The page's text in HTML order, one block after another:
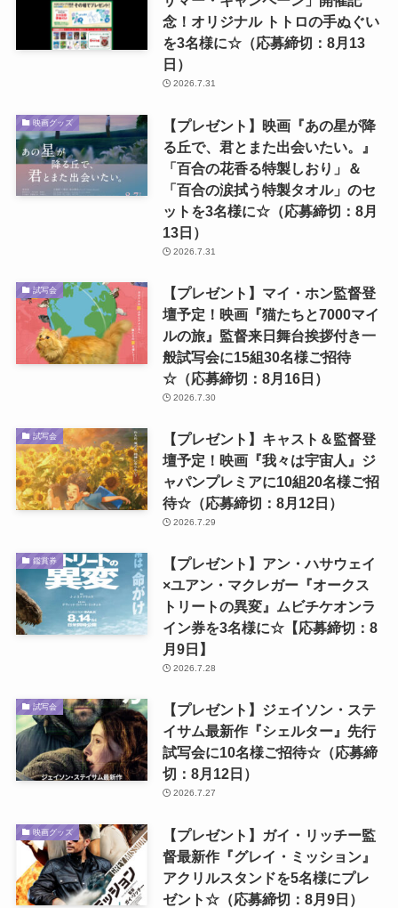
念！オリジナル トトロの手ぬぐい
を3名様に☆（応募締切：8月13
日）
2026.7.31
映画グッズ
【プレゼント】映画『あの星が降
る丘で、君とまた出会いたい。』
「百合の花香る特製しおり」＆
「百合の涙拭う特製タオル」のセ
ットを3名様に☆（応募締切：8月
13日）
2026.7.31
試写会
【プレゼント】マイ・ホン監督登
壇予定！映画『猫たちと7000マイ
ルの旅』監督来日舞台挨拶付き一
般試写会に15組30名様ご招待
☆（応募締切：8月16日）
2026.7.30
試写会
【プレゼント】キャスト＆監督登
壇予定！映画『我々は宇宙人』ジ
ャパンプレミアに10組20名様ご招
待☆（応募締切：8月12日）
2026.7.29
鑑賞券
【プレゼント】アン・ハサウェイ
×ユアン・マクレガー『オークス
トリートの異変』ムビチケオンラ
イン券を3名様に☆【応募締切：8
月9日】
2026.7.28
試写会
【プレゼント】ジェイソン・ステ
イサム最新作『シェルター』先行
試写会に10名様ご招待☆（応募締
切：8月12日）
2026.7.27
映画グッズ
【プレゼント】ガイ・リッチー監
督最新作『グレイ・ミッション』
アクリルスタンドを5名様にプレ
ゼント☆（応募締切：8月9日）